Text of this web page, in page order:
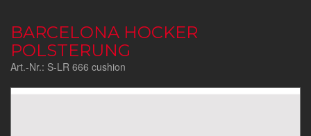
BARCELONA HOCKER
POLSTERUNG
Art.-Nr.: S-LR 666 cushion